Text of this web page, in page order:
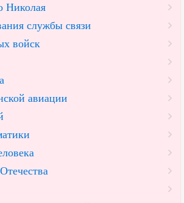
Николая
службы связи
войск
авиации